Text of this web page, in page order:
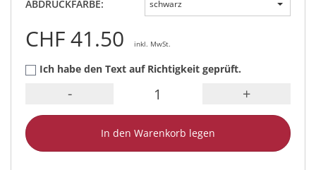
ABDRUCKFARBE: schwarz
CHF 41.50 inkl. MwSt.
Ich habe den Text auf Richtigkeit geprüft.
- +
In den Warenkorb legen